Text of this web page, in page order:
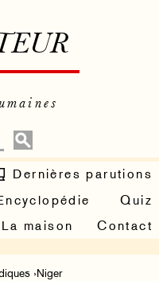
Dernières parutions
Quiz
La maison Contact
›Niger